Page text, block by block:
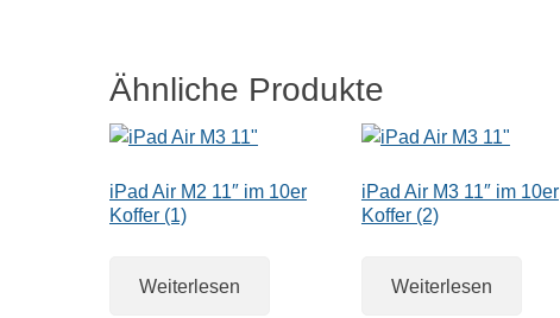
Ähnliche Produkte
iPad Air M2 11″ im 10er
Koffer (1)
Weiterlesen
iPad Air M3 11″ im 10er
Koffer (2)
Weiterlesen